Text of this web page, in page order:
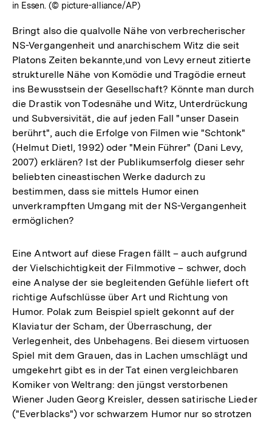
in Essen. (© picture-alliance/AP)
Bringt also die qualvolle Nähe von verbrecherischer
NS-Vergangenheit und anarchischem Witz die seit
Platons Zeiten bekannte,und von Levy erneut zitierte
strukturelle Nähe von Komödie und Tragödie erneut
ins Bewusstsein der Gesellschaft? Könnte man durch
die Drastik von Todesnähe und Witz, Unterdrückung
und Subversivität, die auf jeden Fall "unser Dasein
berührt", auch die Erfolge von Filmen wie "Schtonk"
(Helmut Dietl, 1992) oder "Mein Führer" (Dani Levy,
2007) erklären? Ist der Publikumserfolg dieser sehr
beliebten cineastischen Werke dadurch zu
bestimmen, dass sie mittels Humor einen
unverkrampften Umgang mit der NS-Vergangenheit
ermöglichen?
Eine Antwort auf diese Fragen fällt – auch aufgrund
der Vielschichtigkeit der Filmmotive – schwer, doch
eine Analyse der sie begleitenden Gefühle liefert oft
richtige Aufschlüsse über Art und Richtung von
Humor. Polak zum Beispiel spielt gekonnt auf der
Klaviatur der Scham, der Überraschung, der
Verlegenheit, des Unbehagens. Bei diesem virtuosen
Spiel mit dem Grauen, das in Lachen umschlägt und
umgekehrt gibt es in der Tat einen vergleichbaren
Komiker von Weltrang: den jüngst verstorbenen
Wiener Juden Georg Kreisler, dessen satirische Lieder
("Everblacks") vor schwarzem Humor nur so strotzen